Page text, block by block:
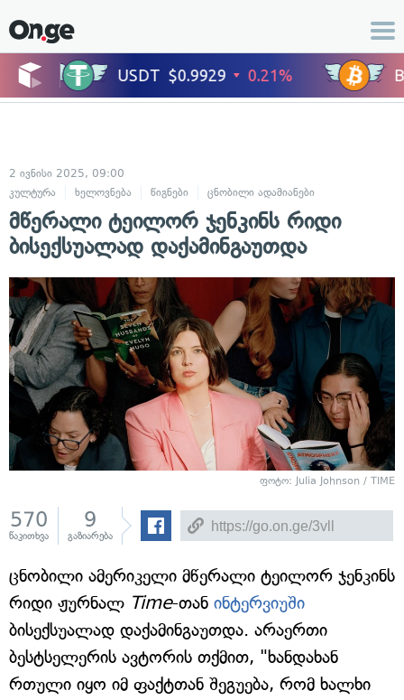
2 ივნისი 2025, 09:00
კულტურა
ხელოვნება წიგნები ცნობილი ადამიანები
მწერალი ტეილორ ჯენკინს რიდი
ბისექსუალად დაქამინგაუთდა
ფოტო: Julia Johnson / TIME
570
წაკითხვა
9
გაზიარება
ცნობილი ამერიკელი მწერალი ტეილორ ჯენკინს
რიდი ჟურნალ Time-თან ინტერვიუში
ბისექსუალად დაქამინგაუთდა. არაერთი
ბესტსელერის ავტორის თქმით, "ხანდახან
რთული იყო იმ ფაქტთან შეგუება, რომ ხალხი